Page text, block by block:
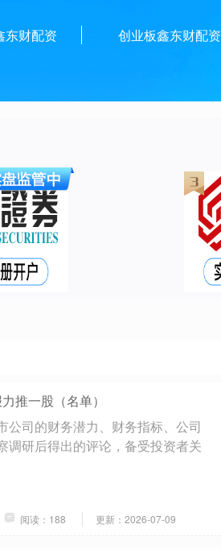
东财配资 创业板鑫东财配资
推一股（名单）
公司的财务潜力、财务指标、公司
调研后得出的评论，备受投资者关
阅读：188 更新：2026-07-09